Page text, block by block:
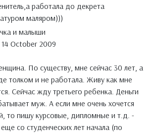
работала до декрета
маляром)))
и малыши
14 October 2009
По существу, мне сейчас 30 лет, а
толком и не работала. Живу как мне
Сейчас жду третьего ребенка. Деньги
муж. А если мне очень хочется
то пишу курсовые, дипломные и т.д. -
со студенческих лет начала (по